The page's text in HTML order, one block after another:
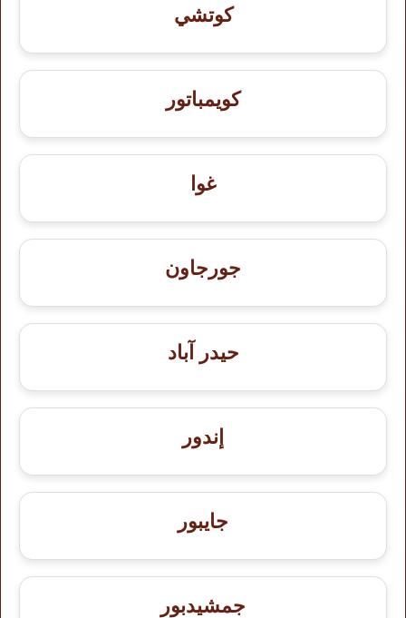
كوتشي
كويمباتور
غوا
جورجاون
حيدر آباد
إندور
جايبور
جمشيدبور